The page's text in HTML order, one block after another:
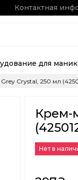
Контактная
для
Crystal, 250 мл
Крем-
Нет в